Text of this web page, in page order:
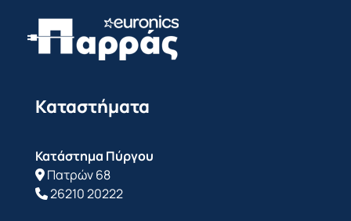
Καταστήματα
Κατάστημα Πύργου
Πατρών 68
26210 20222